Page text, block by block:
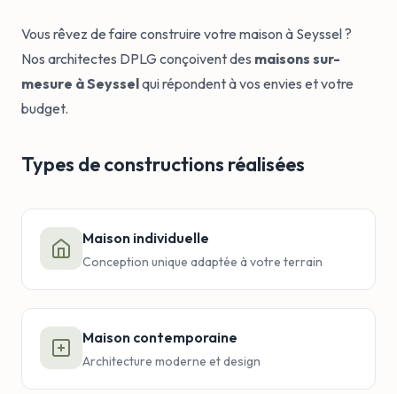
Vous rêvez de faire construire votre maison à Seyssel ?
Nos architectes DPLG conçoivent des maisons sur-
mesure à Seysselqui répondent à vos envies et votre
budget.
Types de constructions réalisées
Maison individuelle
Conception unique adaptée à votre terrain
Maison contemporaine
Architecture moderne et design